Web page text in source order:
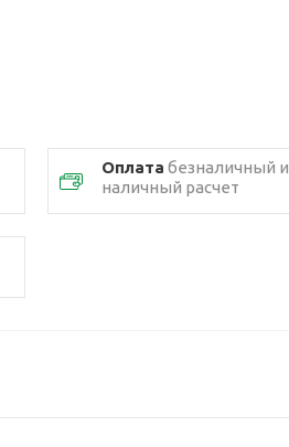
Оплата безналичный и
наличный расчет